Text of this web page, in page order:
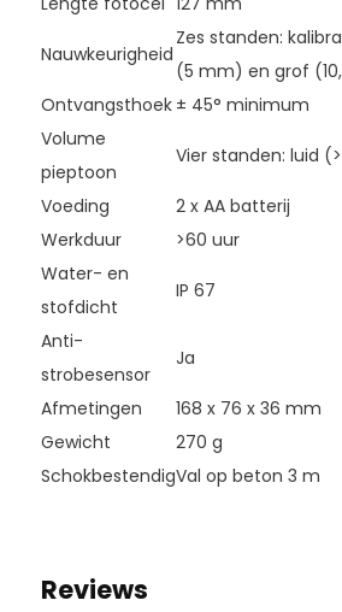
Nauwkeurigheid
Zes standen:
(5 mm) en grof
Ontvangsthoek ± 45° minimum
Volume
pieptoon
Vier standen: luid
Voeding
2 x AA batterij
Werkduur
>60 uur
Water- en
stofdicht
IP 67
Anti-
strobesensor
Ja
Afmetingen
168 x 76 x 36 mm
Gewicht
270 g
SchokbestendigVal op beton 3 m
Reviews